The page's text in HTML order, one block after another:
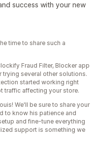
success with your new
time to share such a
Fraud Filter, Blocker app
several other solutions.
started working right
traffic affecting your store.
We'll be sure to share your
to know his patience and
and fine-tune everything
support is something we